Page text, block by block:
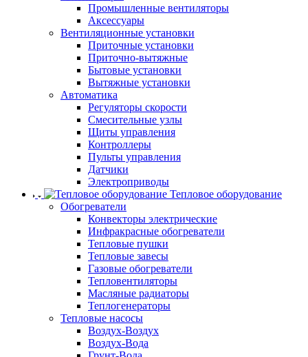
Промышленные вентиляторы
Аксессуары
Вентиляционные установки
Приточные установки
Приточно-вытяжные
Бытовые установки
Вытяжные установки
Автоматика
Регуляторы скорости
Смесительные узлы
Щиты управления
Контроллеры
Пульты управления
Датчики
Электроприводы
Тепловое оборудование
Обогреватели
Конвекторы электрические
Инфракрасные обогреватели
Тепловые пушки
Тепловые завесы
Газовые обогреватели
Тепловентиляторы
Масляные радиаторы
Теплогенераторы
Тепловые насосы
Воздух-Воздух
Воздух-Вода